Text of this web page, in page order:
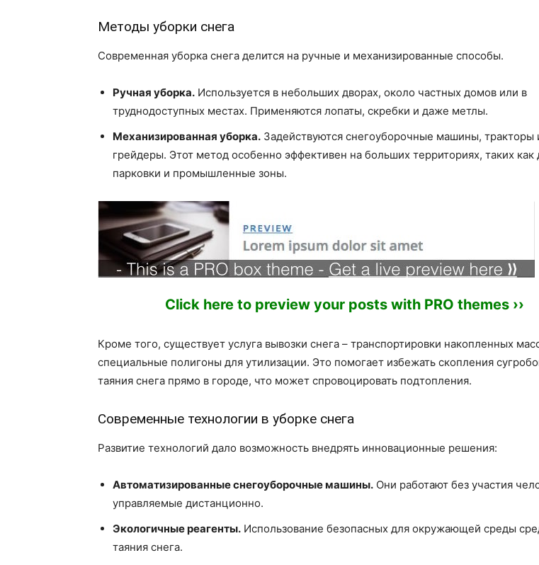
Методы уборки снега
Современная уборка снега делится на ручные и механизированные способы.
Ручная уборка. Используется в небольших дворах, около частных домов или в
труднодоступных местах. Применяются лопаты, скребки и даже метлы.
Механизированная уборка. Задействуются снегоуборочные машины, тракторы
грейдеры. Этот метод особенно эффективен на больших территориях, таких как
парковки и промышленные зоны.
Click here to preview your posts with PRO themes ››
Кроме того, существует услуга вывозки снега – транспортировки накопленных
специальные полигоны для утилизации. Это помогает избежать скопления
таяния снега прямо в городе, что может спровоцировать подтопления.
Современные технологии в уборке снега
Развитие технологий дало возможность внедрять инновационные решения:
Автоматизированные снегоуборочные машины. Они работают без участия
управляемые дистанционно.
Экологичные реагенты. Использование безопасных для окружающей среды
таяния снега.